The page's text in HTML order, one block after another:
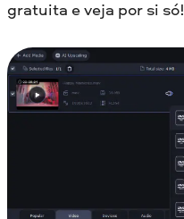
gratuita e veja por si só!